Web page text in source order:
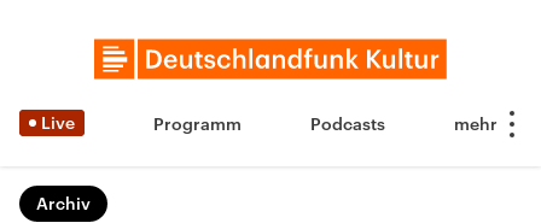
Live Programm Podcasts
Archiv